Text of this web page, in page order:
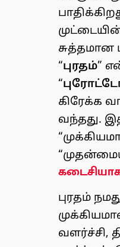
சுத்தமான
“புரதம்”
“
கிரேக்க
வந்தது.
புரதம்
வளர்ச்சி,